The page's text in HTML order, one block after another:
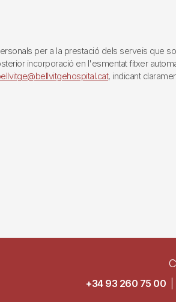
per a la prestació dels serveis que
incorporació en l'esmentat fitxer
, indicant
+34 93 260 75 00